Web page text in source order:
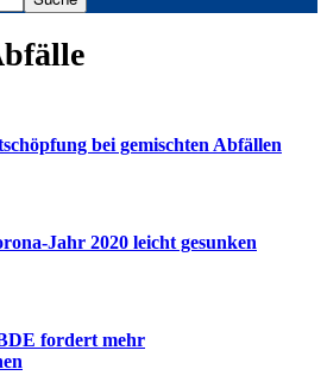
bei gemischten Abfällen
Jahr 2020 leicht gesunken
fordert mehr